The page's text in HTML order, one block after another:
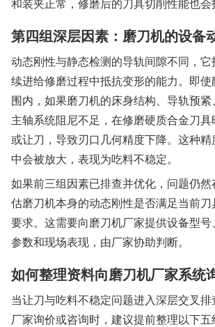
和装夹正常，修磨后的刀具切削性能也会
第四组深层因素：磨刀机的设备
动态刚性与静态检测的导轨间隙不同，
续进给修磨过程中抵抗变形的能力。即
围内，如果磨刀机的床身结构、导轨预
主轴系统阻尼不足，在修磨硬质合金刀
或让刀，导致刃口几何精度下降。这种精
中会被放大，表现为吃料不稳定。
如果前三组因素已排查并优化，问题仍
估磨刀机本身的动态刚性是否满足当前刀
要求。这需要向磨刀机厂家提供设备型号
参数和现场表现，由厂家协助判断。
如何整理资料向磨刀机厂家系统
当让刀与吃料不稳定问题进入深层交叉
厂家询价或咨询时，建议提前整理以下